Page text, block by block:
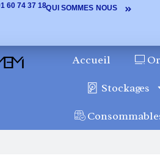
60 74 37 18QUI SOMMES NOUS
Accueil
Stockages